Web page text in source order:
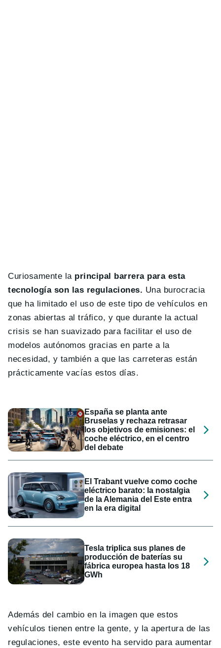
Curiosamente la principal barrera para esta
tecnología son las regulaciones. Una burocracia
que ha limitado el uso de este tipo de vehículos en
zonas abiertas al tráfico, y que durante la actual
crisis se han suavizado para facilitar el uso de
modelos autónomos gracias en parte a la
necesidad, y también a que las carreteras están
prácticamente vacías estos días.
España se planta ante
Bruselas y rechaza retrasar
los objetivos de emisiones: el
coche eléctrico, en el centro
del debate
El Trabant vuelve como coche
eléctrico barato: la nostalgia
de la Alemania del Este entra
en la era digital
Tesla triplica sus planes de
producción de baterías su
fábrica europea hasta los 18
GWh
Además del cambio en la imagen que estos
vehículos tienen entre la gente, y la apertura de las
regulaciones, este evento ha servido para aumentar